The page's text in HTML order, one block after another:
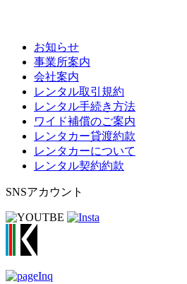
お知らせ
事業所案内
会社案内
レンタル取引規約
レンタル手続き方法
ワイド補償のご案内
レンタカー貸渡約款
レンタカーについて
レンタル契約約款
SNSアカウント